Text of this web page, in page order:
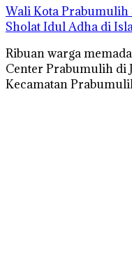
Wali Kota Prabumulih
Sholat Idul Adha di
Ribuan warga
Center Prabumulih di
Kecamatan